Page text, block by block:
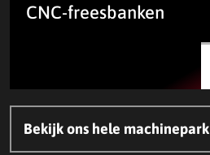
CNC-freesbanken
Bekijk ons hele machinepark